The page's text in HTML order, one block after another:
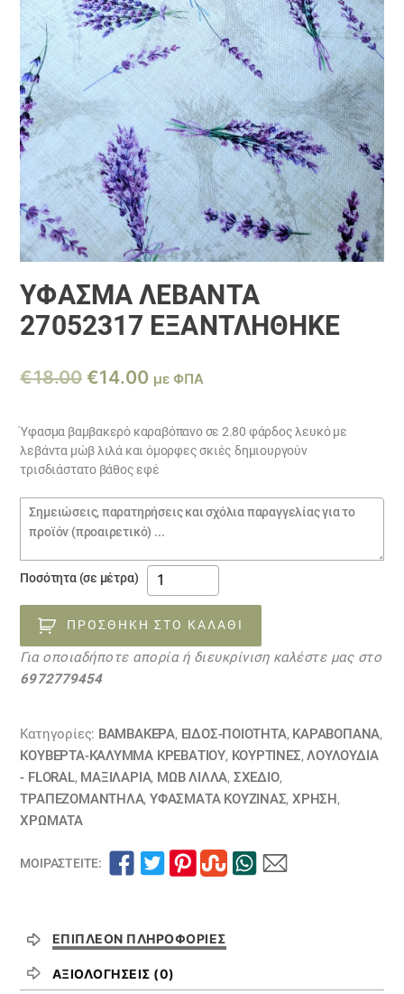
ΎΦΑΣΜΑ ΛΕΒΑΝΤΑ
27052317 ΕΞΑΝΤΛΗΘΗΚΕ
€18.00 Original
was:
€18.00.
€14.00Η
τιμή
είναι:
με ΦΠΑ
Ύφασμα βαμβακερό καραβόπανο σε 2.80 φάρδος λευκό με
λεβάντα μώβ λιλά και όμορφες σκιές δημιουργούν
τρισδιάστατο βάθος εφέ
Σημειώσεις
παραγγελίας
Ποσότητα (σε μέτρα)
ύφασμα
ΛΕΒΑΝΤΑ
27052317
ΕΞΑΝΤΛΗΘΗΚΕ
ποσότητα
ΠΡΟΣΘΉΚΗ ΣΤΟ ΚΑΛΆΘΙ
Για οποιαδήποτε απορία ή διευκρίνιση καλέστε μας στο
6972779454
Κατηγορίες: ΒΑΜΒΑΚΕΡΆ, ΕΙΔΟΣ-ΠΟΙΟΤΗΤΑ, ΚΑΡΑΒΌΠΑΝΑ,
ΚΟΥΒΈΡΤΑ-ΚΆΛΥΜΜΑ ΚΡΕΒΑΤΙΟΎ, ΚΟΥΡΤΊΝΕΣ,ΛΟΥΛΟΎΔΙΑ
- FLORAL, ΜΑΞΙΛΆΡΙΑ, ΜΩΒ ΛΙΛΛΆ, ΣΧΕΔΙΟ,
ΤΡΑΠΕΖΟΜΆΝΤΗΛΑ,ΥΦΆΣΜΑΤΑ ΚΟΥΖΊΝΑΣ,ΧΡΗΣΗ ,
ΧΡΏΜΑΤΑ
ΜΟΙΡΑΣΤΕΊΤΕ:
ΕΠΙΠΛΈΟΝ ΠΛΗΡΟΦΟΡΊΕΣ
ΑΞΙΟΛΟΓΉΣΕΙΣ (0)